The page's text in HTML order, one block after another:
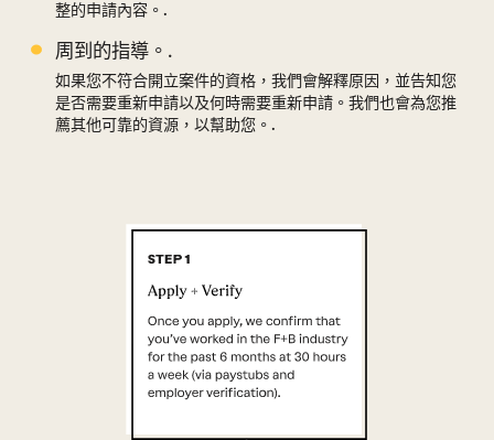
整的申請內容。.
周到的指導。.
如果您不符合開立案件的資格，我們會解釋原因，並告知您
是否需要重新申請以及何時需要重新申請。我們也會為您推
薦其他可靠的資源，以幫助您。.